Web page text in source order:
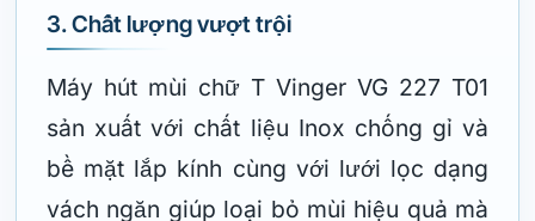
3. Chất lượng vượt trội
Máy hút mùi chữ T Vinger VG 227 T01
sản xuất với chất liệu Inox chống gỉ và
bề mặt lắp kính cùng với lưới lọc dạng
vách ngăn giúp loại bỏ mùi hiệu quả mà